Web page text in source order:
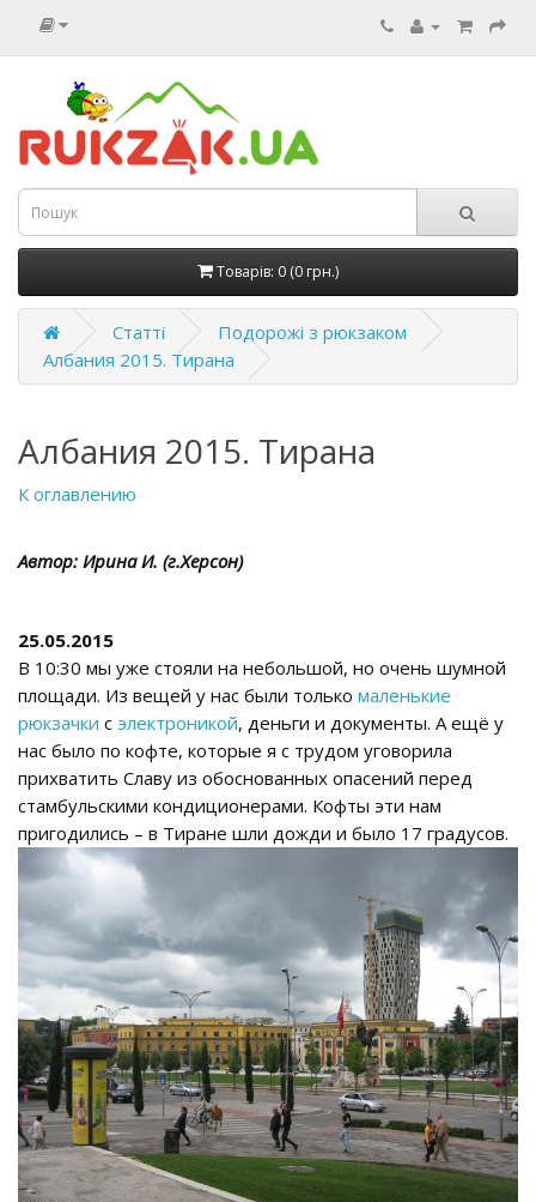
Товарів: 0 (0 грн.)
Статті
Подорожі з рюкзаком
Албания 2015. Тирана
Албания 2015. Тирана
К оглавлению
Автор: Ирина И. (г.Херсон)
25.05.2015
В 10:30 мы уже стояли на небольшой, но очень шумной
площади. Из вещей у нас были только маленькие
рюкзачки с электроникой, деньги и документы. А ещё у
нас было по кофте, которые я с трудом уговорила
прихватить Славу из обоснованных опасений перед
стамбульскими кондиционерами. Кофты эти нам
пригодились – в Тиране шли дожди и было 17 градусов.